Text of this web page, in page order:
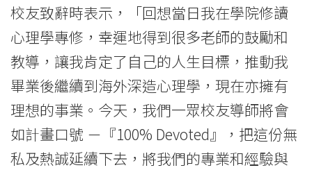
校友致辭時表示，「回想當日我在學院修讀
心理學專修，幸運地得到很多老師的鼓勵和
教導，讓我肯定了自己的人生目標，推動我
畢業後繼續到海外深造心理學，現在亦擁有
理想的事業。今天，我們一眾校友導師將會
如計畫口號 －『100% Devoted』，把這份無
私及熱誠延續下去，將我們的專業和經驗與